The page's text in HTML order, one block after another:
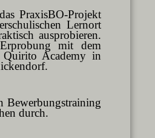
PraxisBO-Projekt
Lernort
ausprobieren.
mit dem
Quirito Academy in
Bewerbungstraining
durch.